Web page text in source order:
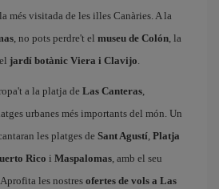
més visitada de les illes Canàries. A la
, no pots perdre't el museu de Colón, la
jardí botànic Viera i Clavijo.
a la platja de Las Canteras,
urbanes més importants del món. Un
les platges de Sant Agustí, Platja
Rico i Maspalomas, amb el seu
les nostres ofertes de vols a Las